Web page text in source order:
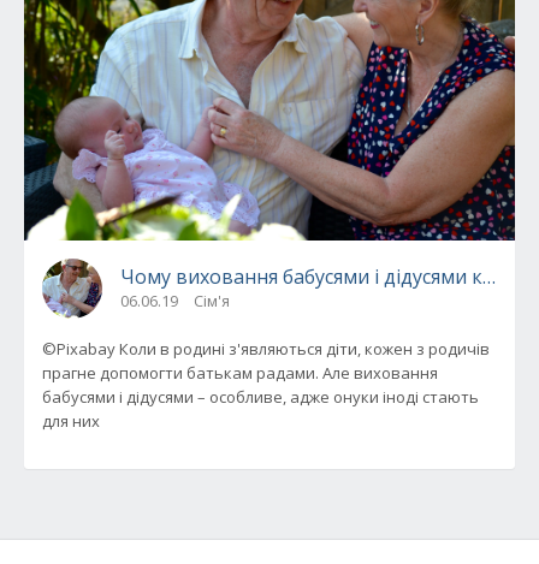
Чому виховання бабусями і дідусями
06.06.19 Сім'я
©Pixabay Коли в родині з'являються діти, кожен з родичів
прагне допомогти батькам радами. Але виховання
бабусями і дідусями – особливе, адже онуки іноді стають
для них